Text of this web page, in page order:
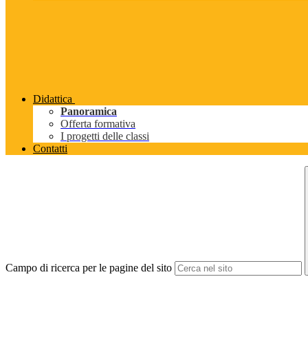
Didattica
Panoramica
Offerta formativa
I progetti delle classi
Contatti
Campo di ricerca per le pagine del sito